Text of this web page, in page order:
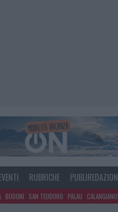
RUBRICHE
BUDONI SAN TEODORO PALAU